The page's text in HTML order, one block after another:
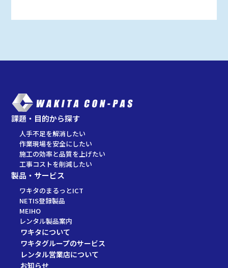
課題・目的から探す
人手不足を解消したい
作業現場を安全にしたい
施工の効率と品質を上げたい
工事コストを削減したい
製品・サービス
ワキタのまるっとICT
NETIS登録製品
MEIHO
レンタル製品案内
ワキタについて
ワキタグループのサービス
レンタル営業店について
お知らせ